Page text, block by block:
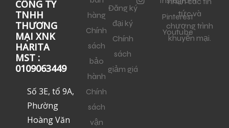
CÔNG TY
TNHH
THƯƠNG
MẠI XNK
HARITA
MST :
0109063449
Số 3E, tổ 9A,
Phường
Hoàng Văn
hàng
Chính
sách
bảo
hành
Chính
sách
vận
Đăng ký
đại ký
Chính
sách
giảm giá
Pinterest
Youtube
tức và
chương trình
khuyến mại.